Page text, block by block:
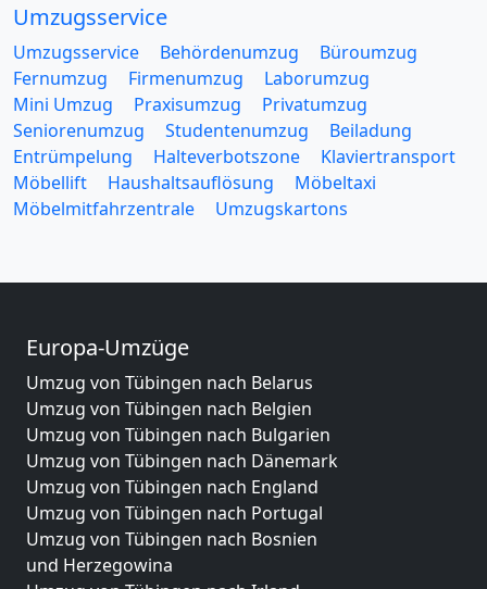
Umzugsservice
Umzugsservice Behördenumzug
Büroumzug
Fernumzug
Firmenumzug
Laborumzug
Mini Umzug
Praxisumzug
Privatumzug
Seniorenumzug
Studentenumzug
Beiladung
Entrümpelung
Halteverbotszone
Klaviertransport
Möbellift
Haushaltsauflösung
Möbeltaxi
Möbelmitfahrzentrale
Umzugskartons
Europa-Umzüge
Umzug von Tübingen nach Belarus
Umzug von Tübingen nach Belgien
Umzug von Tübingen nach Bulgarien
Umzug von Tübingen nach Dänemark
Umzug von Tübingen nach England
Umzug von Tübingen nach Portugal
Umzug von Tübingen nach Bosnien
und Herzegowina